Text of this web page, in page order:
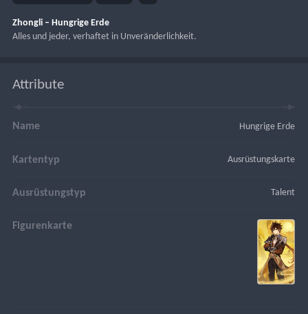
Zhongli – Hungrige Erde
Alles und jeder, verhaftet in Unveränderlichkeit.
Attribute
Name Hungrige Erde
Kartentyp Ausrüstungskarte
Ausrüstungstyp Talent
Figurenkarte